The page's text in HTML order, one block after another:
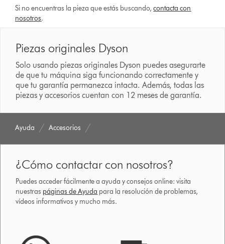
Si no encuentras la pieza que estás buscando,contacta con
nosotros.
Piezas originales Dyson
Solo usando piezas originales Dyson puedes asegurarte
de que tu máquina siga funcionando correctamente y
que tu garantía permanezca intacta. Además, todas las
piezas y accesorios cuentan con 12 meses de garantía.
Ayuda Accesorios
¿Cómo contactar con nosotros?
Puedes acceder fácilmente a ayuda y consejos online: visita
nuestras páginas de Ayuda para la resolución de problemas,
vídeos informativos y mucho más.